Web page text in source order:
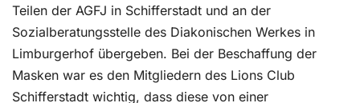
Teilen der AGFJ in Schifferstadt und an der
Sozialberatungsstelle des Diakonischen Werkes in
Limburgerhof übergeben. Bei der Beschaffung der
Masken war es den Mitgliedern des Lions Club
Schifferstadt wichtig, dass diese von einer